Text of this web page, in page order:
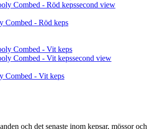
Combed - Röd keps
Combed - Vit keps
och det senaste inom kepsar, mössor och